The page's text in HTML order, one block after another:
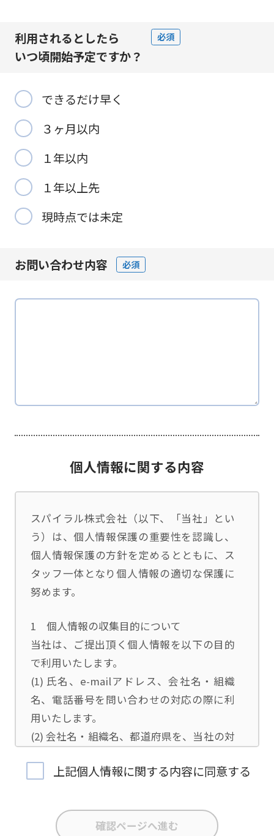
利用されるとしたら
いつ頃開始予定ですか？
必須
できるだけ早く
３ヶ月以内
１年以内
１年以上先
現時点では未定
お問い合わせ内容 必須
個人情報に関する内容
スパイラル株式会社（以下、「当社」とい
う）は、個人情報保護の重要性を認識し、
個人情報保護の方針を定めるとともに、ス
タッフ一体となり個人情報の適切な保護に
努めます。
1 個人情報の収集目的について
当社は、ご提出頂く個人情報を以下の目的
で利用いたします。
(1) 氏名、e-mailアドレス、会社名・組織
名、電話番号を問い合わせの対応の際に利
用いたします。
(2) 会社名・組織名、都道府県を、当社の対
(3) お問合せ内容について集計分析を行い、
業活動の参考にいたします。
(4) 氏名、e-mailアドレス、会社名・組織
上記個人情報に関する内容に同意する